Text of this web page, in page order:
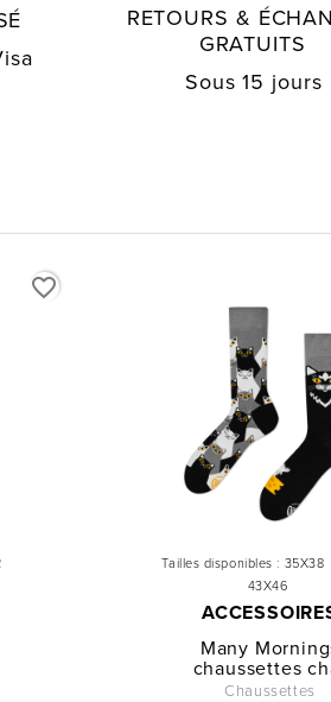
RETOURS &
GRATUITS
Sous 15 jours
favorite_border
Tailles disponibles : 35X38
43X46
Many
chaussettes
Chaussettes